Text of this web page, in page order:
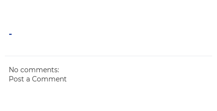
-
No comments:
Post a Comment